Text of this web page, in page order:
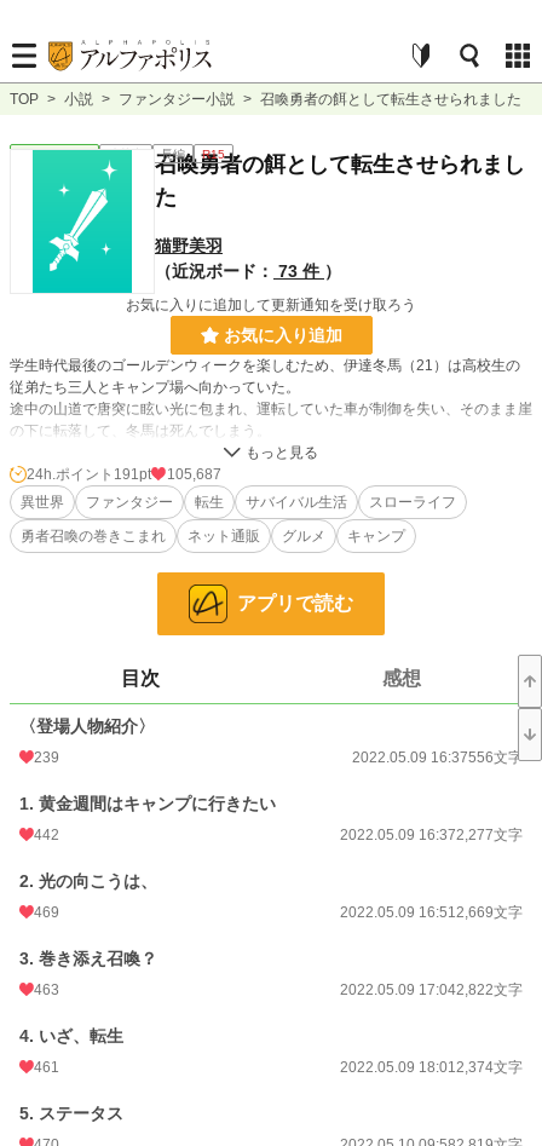
TOP > 小説 > ファンタジー小説 > 召喚勇者の餌として転生させられました
ファンタジー 連載中 長編 R15
召喚勇者の餌として転生させられまし
た
猫野美羽
（近況ボード： 73 件 ）
お気に入りに追加して更新通知を受け取ろう
お気に入り追加
学生時代最後のゴールデンウィークを楽しむため、伊達冬馬（21）は高校生の
従弟たち三人とキャンプ場へ向かっていた。
途中の山道で唐突に眩い光に包まれ、運転していた車が制御を失い、そのまま崖
の下に転落して、冬馬は死んでしまう。
だが、魂のみの存在となった冬馬は異世界に転生させられることに。
「俺が死んだのはアイツらを勇者召喚した結果の巻き添えだった？」
しかも、冬馬の死を知った従弟や従妹たちが立腹し、勇者として働くことを拒否
「勇者を働かせるための餌として、俺を異世界に転生させるだと？ ふざけん
異世界の事情を聞き出して、あまりの不穏さと不便な生活状況を知り、ごねる冬
馬に異世界の創造神は様々なスキルや特典を与えてくれた。
日本と同程度は難しいが、努力すれば快適に暮らせるだけのスキルを貰う。
「召喚魔法？ いや、これネット通販だろ」
るーーいや、だからコレはネット通販！
た冬馬がゆるいサバイバルありのスローライフを楽しむ、異世界転生ファンタジ
ー。
小説 7,594 位 / 228,837 件
ファンタジー
お気に入り 2,602
24h.ポイント 191pt
105,687
異世界
ファンタジー 転生 サバイバル生活
スローライフ
勇者召喚の巻きこまれ
ネット通販 グルメ キャンプ
アプリで読む
目次 感想
〈登場人物紹介〉
239 2022.05.09 16:37556文字
1. 黄金週間はキャンプに行きたい
442 2022.05.09 16:372,277文字
2. 光の向こうは、
469 2022.05.09 16:512,669文字
3. 巻き添え召喚？
463 2022.05.09 17:042,822文字
4. いざ、転生
461 2022.05.09 18:012,374文字
5. ステータス